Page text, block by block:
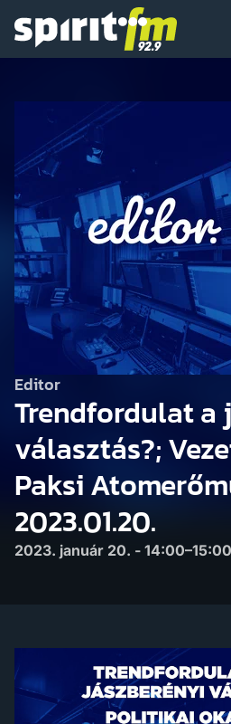
Spirit
Műsor
Hírek
Editor
Trendfordulat a
választás?;
Paksi
2023.01.20.
2023. január 20. - 14:00–15:00